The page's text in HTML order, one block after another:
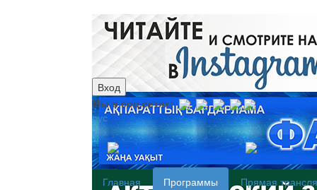
Вход
Мы в соц.сетях:
рус
каз
Главная Программы
Прямая